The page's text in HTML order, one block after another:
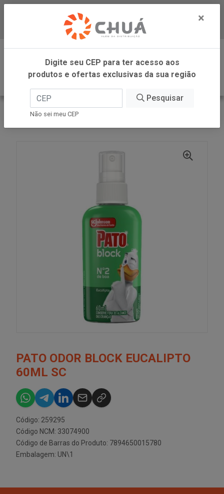
Baixe já nosso APP
0
INÍCIO
SC JOHNSON
PATO ODOR BLOCK EUCALIPTO
60ML SC
Código: 259295
Código NCM: 33074900
Código de Barras do Produto: 7894650015780
Embalagem: UN\1
×
Digite seu CEP para ter acesso aos
produtos e ofertas exclusivas da sua região
Pesquisar
Não sei meu CEP